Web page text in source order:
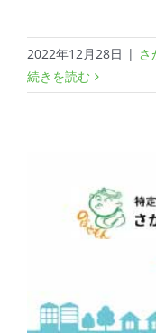
2022年12月28日 | さ
続きを読む